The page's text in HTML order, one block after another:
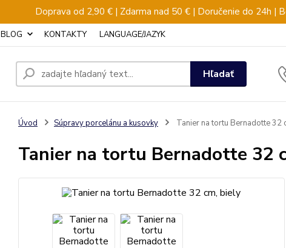
Doprava od 2,90 € | Zdarma nad 50 € | Doručenie do 24h |
BLOG KONTAKTY LANGUAGE/JAZYK
Hľadať
Úvod Súpravy porcelánu a kusovky Tanier na tortu Bernadotte 32
Tanier na tortu Bernadotte 32